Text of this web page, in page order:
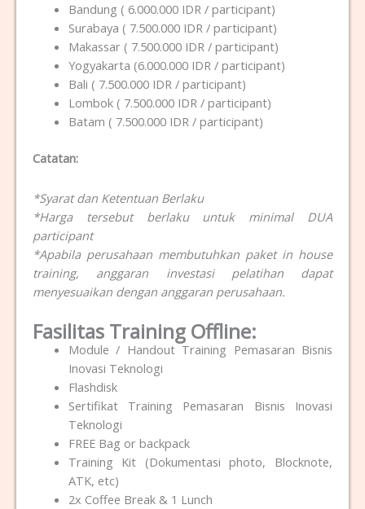
Bandung ( 6.000.000 IDR / participant)
Surabaya ( 7.500.000 IDR / participant)
Makassar ( 7.500.000 IDR / participant)
Yogyakarta (6.000.000 IDR / participant)
Bali ( 7.500.000 IDR / participant)
Lombok ( 7.500.000 IDR / participant)
Batam ( 7.500.000 IDR / participant)
Catatan:
*Syarat dan Ketentuan Berlaku
*Harga tersebut berlaku untuk minimal DUA
participant
*Apabila perusahaan membutuhkan paket in house
training, anggaran investasi pelatihan dapat
menyesuaikan dengan anggaran perusahaan.
Fasilitas Training Offline:
Module / Handout Training Pemasaran Bisnis
Inovasi Teknologi
Flashdisk
Sertifikat Training Pemasaran Bisnis Inovasi
Teknologi
FREE Bag or backpack
Training Kit (Dokumentasi photo, Blocknote,
ATK, etc)
2x Coffee Break & 1 Lunch